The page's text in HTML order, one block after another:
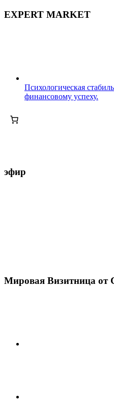
EXPERT MARKET
Психологическая
финансовому успеху.
эфир
Мировая Визитница от